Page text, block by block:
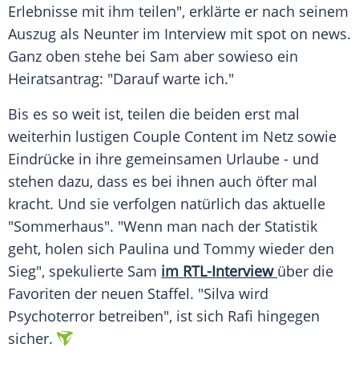
Erlebnisse mit ihm teilen", erklärte er nach seinem
Auszug als Neunter im Interview mit spot on news.
Ganz oben stehe bei Sam aber sowieso ein
Heiratsantrag: "Darauf warte ich."
Bis es so weit ist, teilen die beiden erst mal
weiterhin lustigen Couple Content im Netz sowie
Eindrücke in ihre gemeinsamen Urlaube - und
stehen dazu, dass es bei ihnen auch öfter mal
kracht. Und sie verfolgen natürlich das aktuelle
"Sommerhaus". "Wenn man nach der Statistik
geht, holen sich Paulina und Tommy wieder den
Sieg", spekulierte Sam im RTL-Interview über die
Favoriten der neuen Staffel. "Silva wird
Psychoterror betreiben", ist sich Rafi hingegen
sicher.